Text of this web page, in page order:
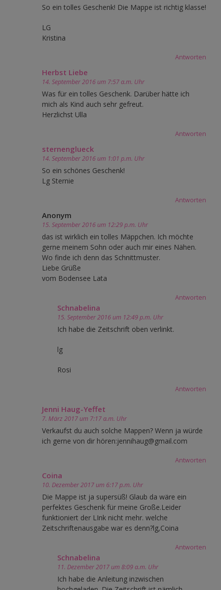
So ein tolles Geschenk! Die Mappe ist richtig klasse!
LG
Kristina
Antworten
Herbst Liebe
14. September 2016 um 7:57 a.m. Uhr
Was für ein tolles Geschenk. Darüber hätte ich
mich als Kind auch sehr gefreut.
Herzlichst Ulla
Antworten
sternenglueck
14. September 2016 um 1:01 p.m. Uhr
So ein schönes Geschenk!
Lg Sternie
Antworten
Anonym
15. September 2016 um 12:29 p.m. Uhr
das ist wirklich ein tolles Mäppchen. Ich möchte
gerne meinem Sohn oder auch mir eines Nähen.
Wo finde ich denn das Schnittmuster.
Liebe Grüße
vom Bodensee Lata
Antworten
Schnabelina
15. September 2016 um 12:49 p.m. Uhr
Ich habe die Zeitschrift oben verlinkt.
lg
Rosi
Antworten
Jenni Haug-Yeffet
7. März 2017 um 7:17 a.m. Uhr
Verkaufst du auch solche Mappen? Wenn ja würde
ich gerne von dir hören:jennihaug@gmail.com
Antworten
Coina
10. Dezember 2017 um 6:17 p.m. Uhr
Die Mappe ist ja supersüß! Glaub da wäre ein
perfektes Geschenk für meine Große.Leider
funktioniert der LInk nicht mehr. welche
Zeitschriftenausgabe war es denn?lg,Coina
Antworten
Schnabelina
11. Dezember 2017 um 8:09 a.m. Uhr
Ich habe die Anleitung inzwischen